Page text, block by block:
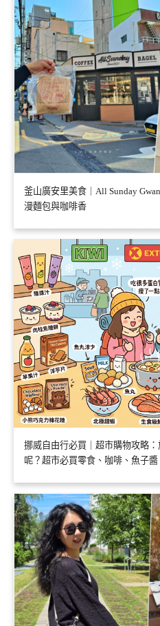
釜山廣安里美食｜All Sunday
漫麵包與咖啡香
挪威自由行必買｜超市購物攻略
呢？超市必買零食、咖啡、魚子